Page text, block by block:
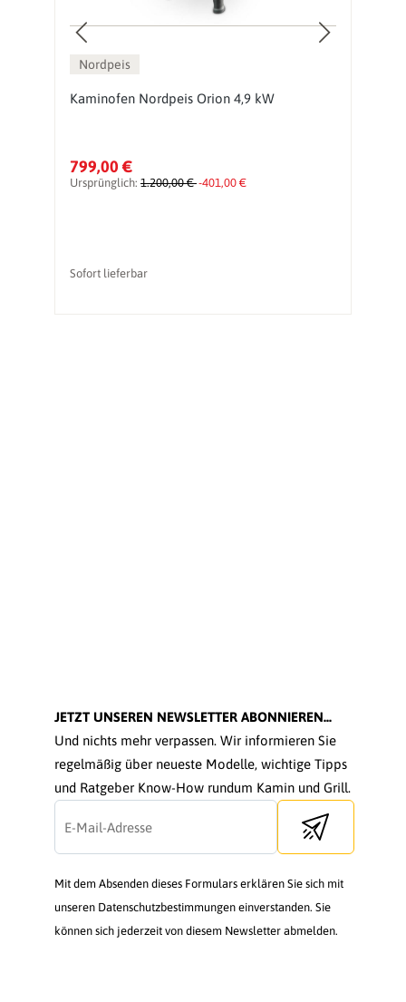
Nordpeis
Kaminofen Nordpeis Orion 4,9 kW
799,00 €
Ursprünglich: 1.200,00 €-401,00 €
Sofort lieferbar
JETZT UNSEREN NEWSLETTER ABONNIEREN...
Und nichts mehr verpassen. Wir informieren Sie
regelmäßig über neueste Modelle, wichtige Tipps
und Ratgeber Know-How rundum Kamin und Grill.
Send newsletter
Mit dem Absenden dieses Formulars erklären Sie sich mit
unseren Datenschutzbestimmungen einverstanden. Sie
können sich jederzeit von diesem Newsletter abmelden.